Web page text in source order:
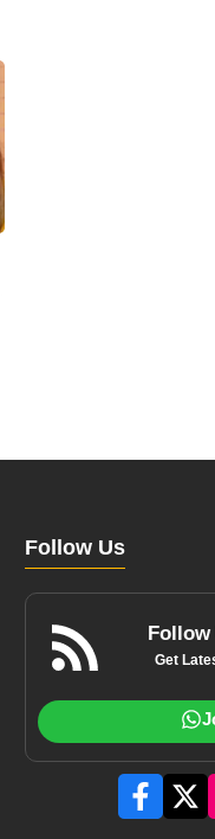
Follow Us
Follow
Get